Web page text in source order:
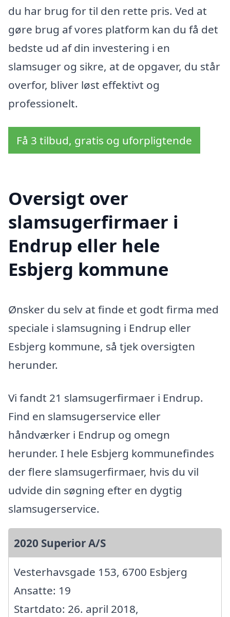
du har brug for til den rette pris. Ved at
gøre brug af vores platform kan du få det
bedste ud af din investering i en
slamsuger og sikre, at de opgaver, du står
overfor, bliver løst effektivt og
professionelt.
Få 3 tilbud, gratis og uforpligtende
Oversigt over
slamsugerfirmaer i
Endrup eller hele
Esbjerg kommune
Ønsker du selv at finde et godt firma med
speciale i slamsugning i Endrup eller
Esbjerg kommune, så tjek oversigten
herunder.
Vi fandt 21 slamsugerfirmaer i Endrup.
Find en slamsugerservice eller
håndværker i Endrup og omegn
herunder. I hele Esbjerg kommunefindes
der flere slamsugerfirmaer, hvis du vil
udvide din søgning efter en dygtig
slamsugerservice.
2020 Superior A/S
Vesterhavsgade 153, 6700 Esbjerg
Ansatte: 19
Startdato: 26. april 2018,